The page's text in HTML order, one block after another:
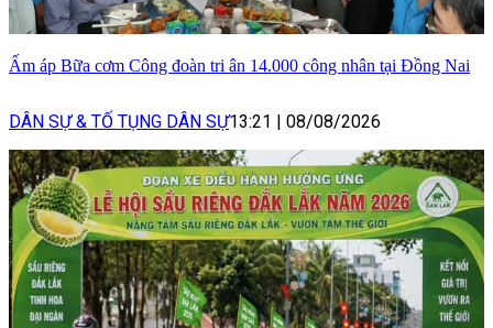
Ấm áp Bữa cơm Công đoàn tri ân 14.000 công nhân tại Đồng Nai
DÂN SỰ & TỐ TỤNG DÂN SỰ13:21 08/08/2026